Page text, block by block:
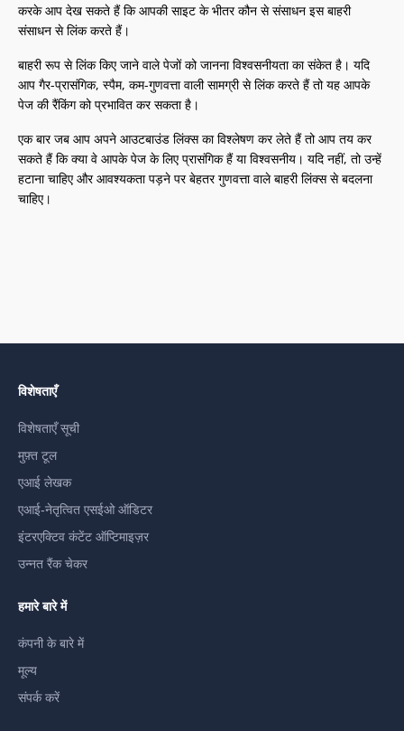
करके आप देख सकते हैं कि आपकी साइट के भीतर कौन से संसाधन इस बाहरी
संसाधन से लिंक करते हैं।
बाहरी रूप से लिंक किए जाने वाले पेजों को जानना विश्वसनीयता का संकेत है। यदि
आप गैर-प्रासंगिक, स्पैम, कम-गुणवत्ता वाली सामग्री से लिंक करते हैं तो यह आपके
पेज की रैंकिंग को प्रभावित कर सकता है।
एक बार जब आप अपने आउटबाउंड लिंक्स का विश्लेषण कर लेते हैं तो आप तय कर
सकते हैं कि क्या वे आपके पेज के लिए प्रासंगिक हैं या विश्वसनीय। यदि नहीं, तो उन्हें
हटाना चाहिए और आवश्यकता पड़ने पर बेहतर गुणवत्ता वाले बाहरी लिंक्स से बदलना
चाहिए।
विशेषताएँ
विशेषताएँ सूची
मुफ़्त टूल
एआई लेखक
एआई-नेतृत्वित एसईओ ऑडिटर
इंटरएक्टिव कंटेंट ऑप्टिमाइज़र
उन्नत रैंक चेकर
हमारे बारे में
कंपनी के बारे में
मूल्य
संपर्क करें